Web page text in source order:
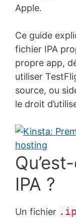
Apple.
Ce guide
fichier IPA
propre app,
utiliser
source, ou
le droit
IPA ?
Un fichier